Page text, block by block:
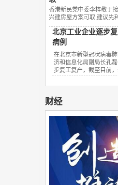
香港新民党中委李梓敬于
兴建房屋方案可取,建议先
北京工业企业逐步
病例
在北京市新型冠状病毒
济和信息化局副局长孔
步复工复产，截至目前
财经